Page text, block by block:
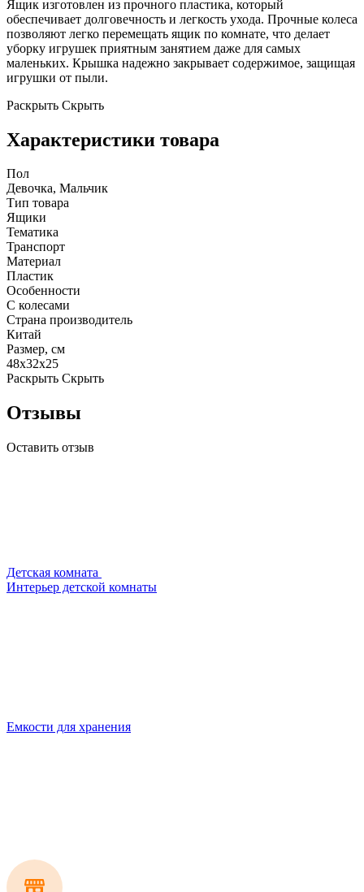
Ящик изготовлен из прочного пластика, который
обеспечивает долговечность и легкость ухода. Прочные колеса
позволяют легко перемещать ящик по комнате, что делает
уборку игрушек приятным занятием даже для самых
маленьких. Крышка надежно закрывает содержимое, защищая
игрушки от пыли.
Раскрыть Скрыть
Характеристики товара
Пол
Девочка, Мальчик
Тип товара
Ящики
Тематика
Транспорт
Материал
Пластик
Особенности
С колесами
Страна производитель
Китай
Размер, см
48x32x25
Раскрыть Скрыть
Отзывы
Оставить отзыв
Детская комната
Интерьер детской комнаты
Емкости для хранения